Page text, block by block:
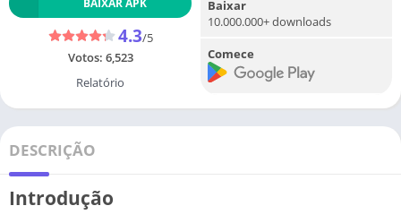
4.3/5
Votos: 6,523
Relatório
Baixar
10.000.000+ downloads
Comece
DESCRIÇÃO
Introdução